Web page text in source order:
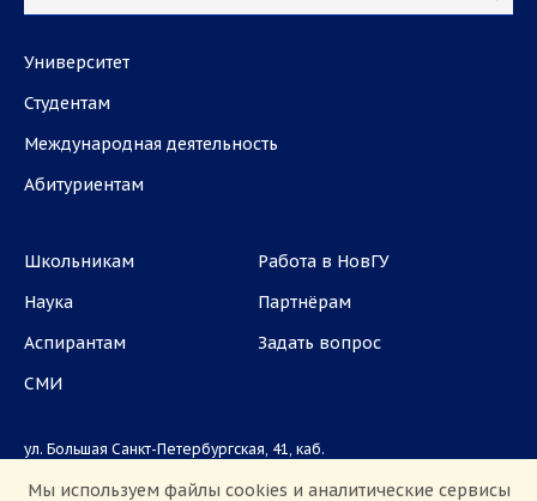
Университет
Студентам
Международная деятельность
Абитуриентам
Школьникам
Наука
Аспирантам
СМИ
Работа в НовГУ
Партнёрам
Задать вопрос
ул. Большая Санкт-Петербургская, 41, каб.
Мы используем файлы cookies и аналитические сервисы